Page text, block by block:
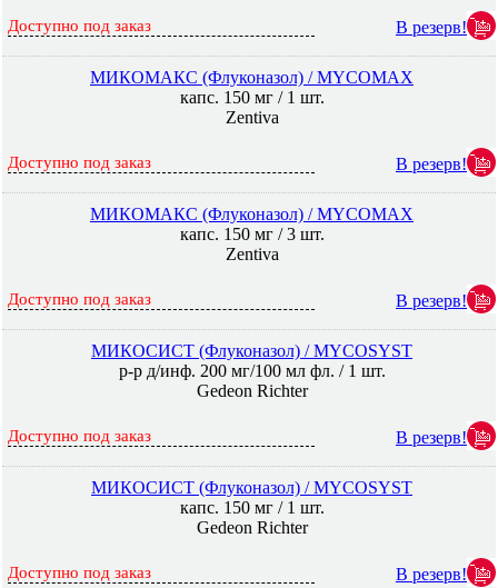
Доступно под заказ В резерв!
МИКОМАКС (Флуконазол) / MYCOMAX
капс. 150 мг / 1 шт.
Zentiva
Доступно под заказ В резерв!
МИКОМАКС (Флуконазол) / MYCOMAX
капс. 150 мг / 3 шт.
Zentiva
Доступно под заказ В резерв!
МИКОСИСТ (Флуконазол) / MYCOSYST
р-р д/инф. 200 мг/100 мл фл. / 1 шт.
Gedeon Richter
Доступно под заказ В резерв!
МИКОСИСТ (Флуконазол) / MYCOSYST
капс. 150 мг / 1 шт.
Gedeon Richter
Доступно под заказ В резерв!